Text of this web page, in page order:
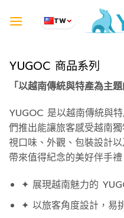
TW
YUGOC 商品系列
「以越南傳統與特產為主
YUGOC 是以越南傳統與
們推出能讓旅客感受越南
視口味、外觀、包裝設計
帶來值得紀念的美好伴手禮
✦ 展現越南魅力的
✦ 以旅客角度設計，易